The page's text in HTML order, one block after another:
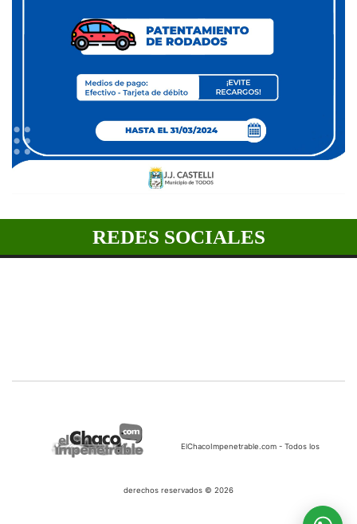
REDES SOCIALES
ElChacoImpenetrable.com - Todos los
derechos reservados © 2026